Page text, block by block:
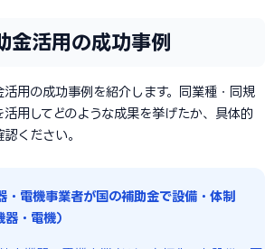
金活用の成功事例
用の成功事例を紹介します。同業種・同規
用してどのような成果を挙げたか、具体的
ください。
・電機事業者が国の補助金で設備・体制
・電機）